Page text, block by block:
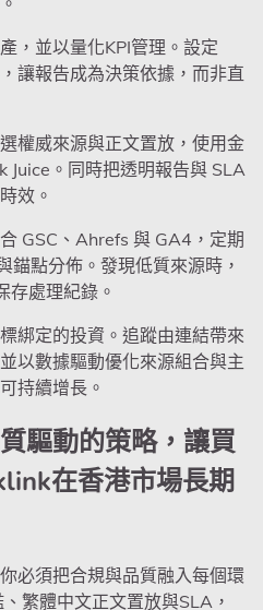
，並以量化KPI管理。設定
讓報告成為決策依據，而非直
選權威來源與正文置放，使用金
Juice。同時把透明報告與 SLA
效。
GSC、Ahrefs 與 GA4，定期
錨點分佈。發現低質來源時，
存處理紀錄。
綁定的投資。追蹤由連結帶來
以數據驅動優化來源組合與主
持續增長。
驅動的策略，讓買
在香港市場長期
必須把合規與品質融入每個環
繁體中文正文置放與SLA，